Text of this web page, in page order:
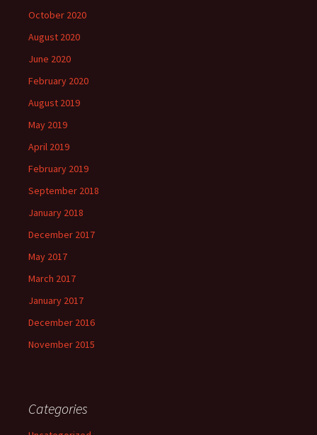
October 2020
August 2020
June 2020
February 2020
August 2019
May 2019
April 2019
February 2019
September 2018
January 2018
December 2017
May 2017
March 2017
January 2017
December 2016
November 2015
Categories